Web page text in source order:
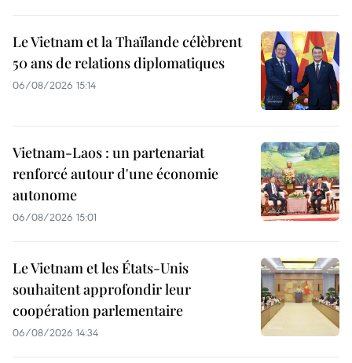
Le Vietnam et la Thaïlande célèbrent
50 ans de relations diplomatiques
06/08/2026 15:14
Vietnam-Laos : un partenariat
renforcé autour d'une économie
autonome
06/08/2026 15:01
Le Vietnam et les États-Unis
souhaitent approfondir leur
coopération parlementaire
06/08/2026 14:34